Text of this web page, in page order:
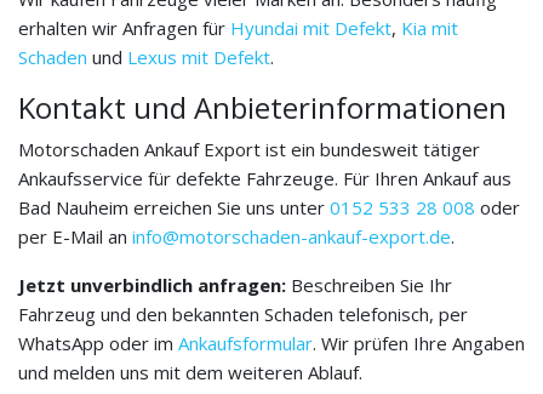
erhalten wir Anfragen für Hyundai mit Defekt, Kia mit
Schaden und Lexus mit Defekt.
Kontakt und Anbieterinformationen
Motorschaden Ankauf Export ist ein bundesweit tätiger
Ankaufsservice für defekte Fahrzeuge. Für Ihren Ankauf aus
Bad Nauheim erreichen Sie uns unter 0152 533 28 008 oder
per E-Mail an info@motorschaden-ankauf-export.de.
Jetzt unverbindlich anfragen: Beschreiben Sie Ihr
Fahrzeug und den bekannten Schaden telefonisch, per
WhatsApp oder im Ankaufsformular. Wir prüfen Ihre Angaben
und melden uns mit dem weiteren Ablauf.